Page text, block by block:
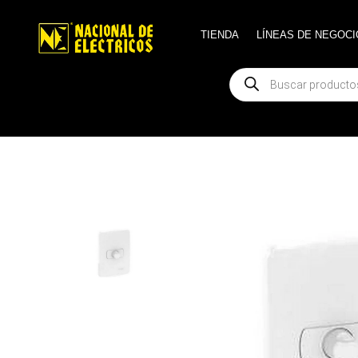
TIENDA LÍNEAS DE
Búsqueda
de
productos
TIENDA LÍNEAS DE
Búsqueda
de
productos